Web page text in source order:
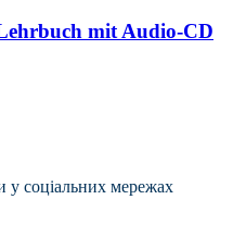
mit Audio-CD
у соціальних мережах